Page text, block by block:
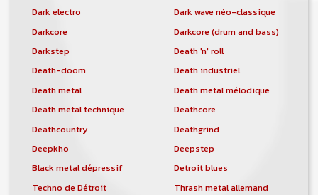
Dark electro
Dark wave néo-classique
Darkcore
Darkcore (drum and bass)
Darkstep
Death 'n' roll
Death-doom
Death industriel
Death metal
Death metal mélodique
Death metal technique
Deathcore
Deathcountry
Deathgrind
Deepkho
Deepstep
Black metal dépressif
Detroit blues
Techno de Détroit
Thrash metal allemand